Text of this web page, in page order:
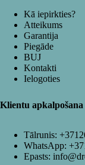
Kā iepirkties?
Atteikums
Garantija
Piegāde
BUJ
Kontakti
Ielogoties
Klientu apkalpošana
Tālrunis:
WhatsApp:
Epasts: